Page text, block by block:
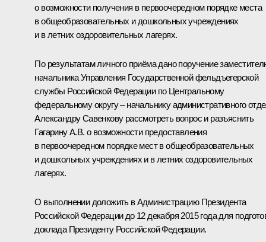
о возможности получения в первоочередном порядке места
в общеобразовательных и дошкольных учреждениях
и в летних оздоровительных лагерях.
По результатам личного приёма дано поручение
начальника Управления Государственной фельдъегерской
службы Российской Федерации по Центральному
федеральному округу – начальнику административного
Александру Савенкову рассмотреть вопрос и разъяснить
Гагарину А.В. о возможности предоставления
в первоочередном порядке мест в общеобразовательных
и дошкольных учреждениях и в летних оздоровительных
лагерях.
О выполнении доложить в Администрацию Президента
Российской Федерации до 12 декабря 2015 года для
доклада Президенту Российской Федерации.